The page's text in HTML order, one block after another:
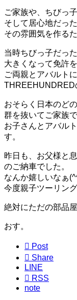
ご家族や、ちびっ
そして居心地だった
その雰囲気を作る
当時ちびっ子だっ
大きくなって免許を
ご両親とアバルトに
THREEHUNDRED
おそらく日本のど
群を抜いてご家族
お子さんとアバル
す。
昨日も、お父様と
のご納車でした。
なんか嬉しいなぁ
今度親子ツーリン
絶対にただの部品
おす。
 Post
 Share
LINE
 RSS
note